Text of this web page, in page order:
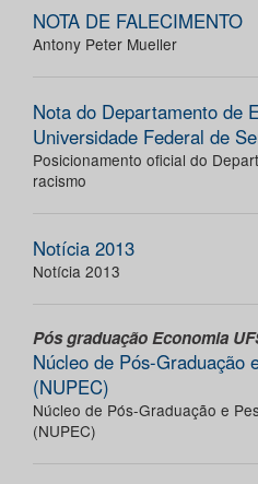
NOTA DE FALECIMENTO
Antony Peter Mueller
Nota do Departamento de
Universidade Federal de
Posicionamento oficial do
racismo
Notícia 2013
Notícia 2013
Pós graduação Economia
Núcleo de Pós-Graduação
(NUPEC)
Núcleo de Pós-Graduação e
(NUPEC)